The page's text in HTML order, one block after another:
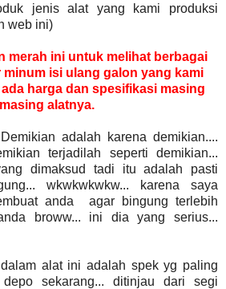
jenis alat yang kami produksi
web ini)
merah ini untuk melihat berbagai
minum isi ulang galon yang kami
harga dan spesifikasi masing
masing alatnya.
adalah karena demikian....
terjadilah seperti demikian...
dimaksud tadi itu adalah pasti
wkwkwkwkw... karena saya
anda agar bingung terlebih
broww... ini dia yang serius...
alat ini adalah spek yg paling
sekarang... ditinjau dari segi